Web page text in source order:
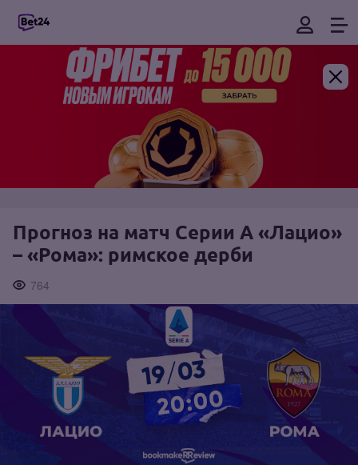
Прогноз на матч Серии А «Лацио»
– «Рома»: римское дерби
764